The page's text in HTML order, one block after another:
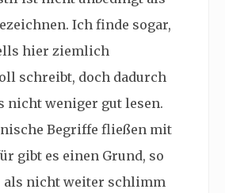
Ich finde sogar,
hier ziemlich
schreibt, doch dadurch
nicht weniger gut lesen.
Begriffe fließen mit
gibt es einen Grund, so
als nicht weiter schlimm